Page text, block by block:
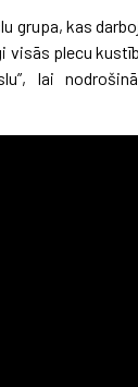
grupa, kas
plecu
lai